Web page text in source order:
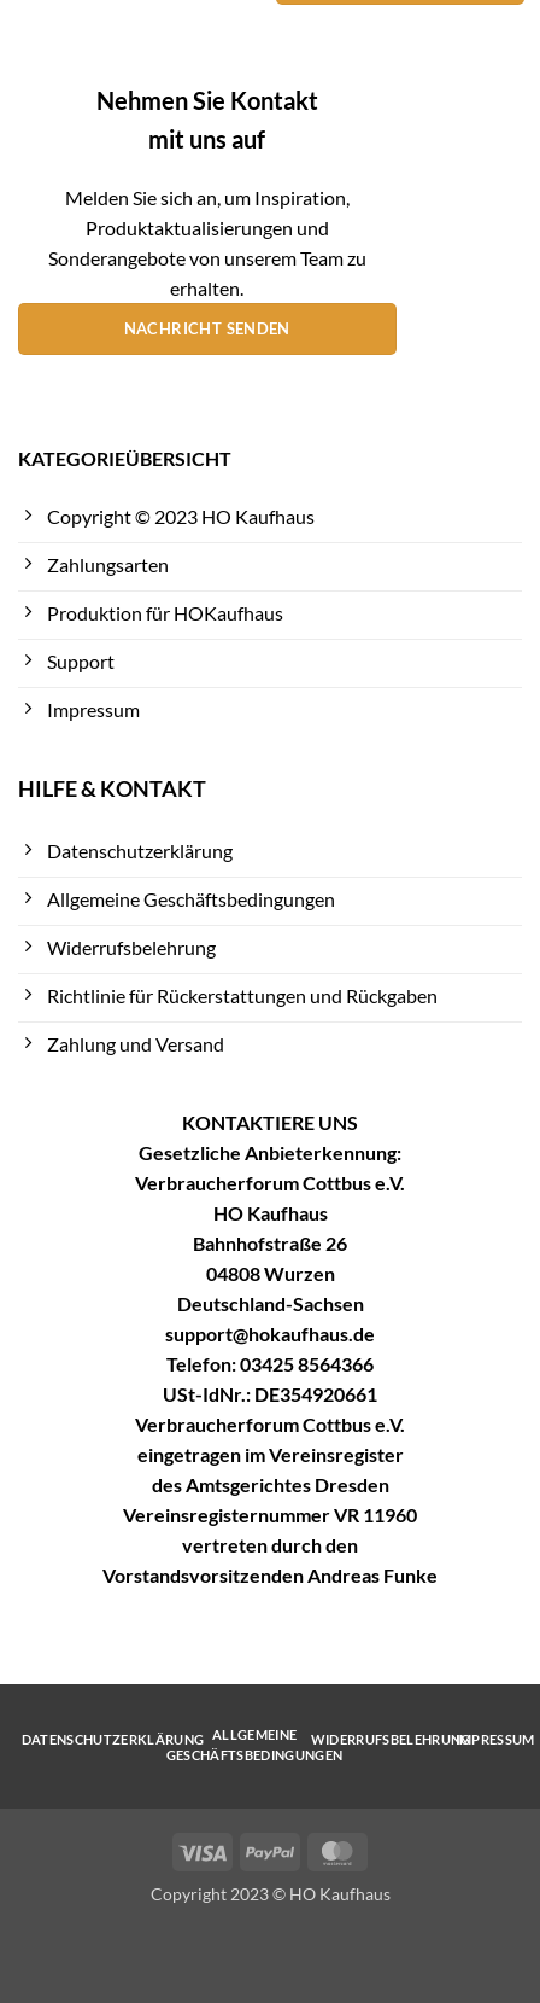
Nehmen Sie Kontakt
mit uns auf
Melden Sie sich an, um Inspiration,
Produktaktualisierungen und
Sonderangebote von unserem Team zu
erhalten.
NACHRICHT SENDEN
KATEGORIEÜBERSICHT
Copyright © 2023 HO Kaufhaus
Zahlungsarten
Produktion für HOKaufhaus
Support
Impressum
HILFE & KONTAKT
Datenschutzerklärung
Allgemeine Geschäftsbedingungen
Widerrufsbelehrung
Richtlinie für Rückerstattungen und Rückgaben
Zahlung und Versand
KONTAKTIERE UNS
Gesetzliche Anbieterkennung:
Verbraucherforum Cottbus e.V.
HO Kaufhaus
Bahnhofstraße 26
04808 Wurzen
Deutschland-Sachsen
support@hokaufhaus.de
Telefon: 03425 8564366
USt-IdNr.: DE354920661
Verbraucherforum Cottbus e.V.
eingetragen im Vereinsregister
des Amtsgerichtes Dresden
Vereinsregisternummer VR 11960
vertreten durch den
Vorstandsvorsitzenden Andreas Funke
DATENSCHUTZERKLÄRUNG ALLGEMEINE
GESCHÄFTSBEDINGUNGEN
WIDERRUFSBELEHRUNGIMPRESSUM
Visa PayPal
Copyright 2023 © HO Kaufhaus